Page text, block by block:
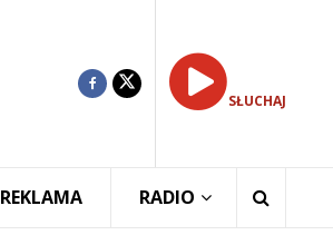
SŁUCHAJ
REKLAMA RADIO